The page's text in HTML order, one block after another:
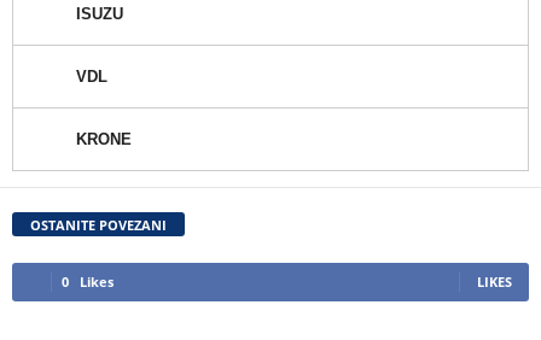
OSTANITE POVEZANI
0 Likes LIKES